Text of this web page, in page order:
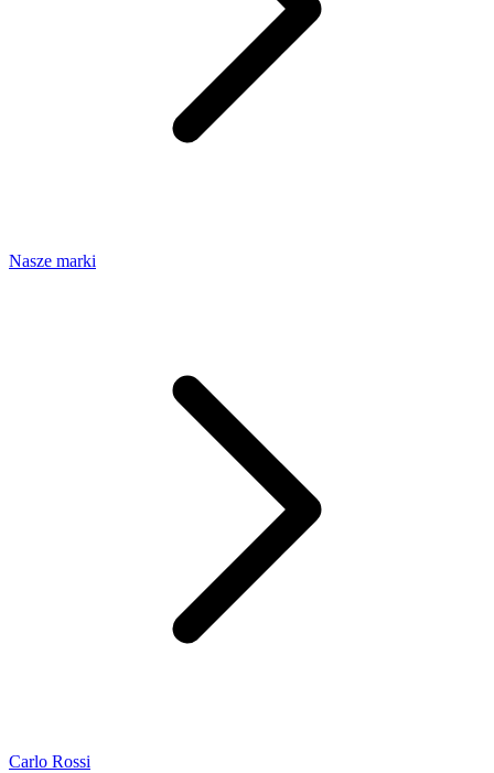
Nasze marki
Carlo Rossi